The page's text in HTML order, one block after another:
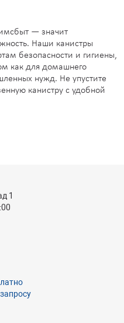
— значит
Наши канистры
безопасности и гигиены,
как для домашнего
нужд. Не упустите
канистру с удобной
1